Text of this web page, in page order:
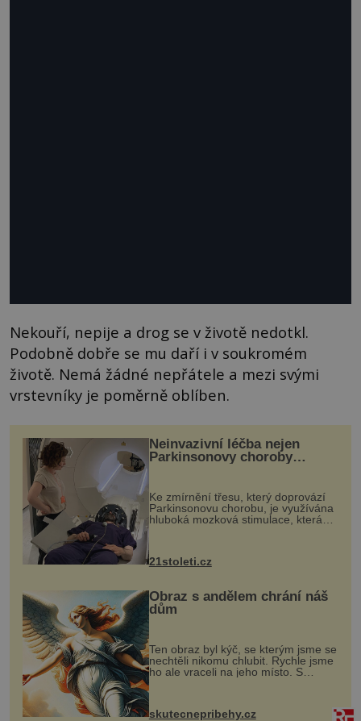
Nekouří, nepije a drog se v životě nedotkl.
Podobně dobře se mu daří i v soukromém
životě. Nemá žádné nepřátele a mezi svými
vrstevníky je poměrně oblíben.
Neinvazivní léčba nejen
Parkinsonovy choroby
Ke zmírnění třesu, který doprovází
Parkinsonovu chorobu, je využívána
hluboká mozková stimulace, která
však vyžaduje vysoce invazivní
k dostatečně přesnému zacílení ...
21stoleti.cz
Obraz s andělem chrání náš
dům
Ten obraz byl kýč, se kterým jsme se
nechtěli nikomu chlubit. Rychle jsme
ho ale vraceli na jeho místo. S
manželem Vaškem jsme si pořídili
chaloupku, takový domek na severu
Čech, kde jsme si naplánova...
skutecnepribehy.cz